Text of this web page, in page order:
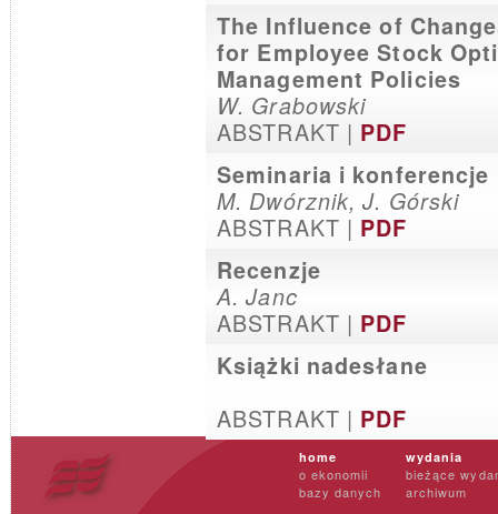
The Influence of
for Employee Stock
Management Policies
W. Grabowski
ABSTRAKT | PDF
Seminaria i konferencje
M. Dwórznik, J. Górski
ABSTRAKT | PDF
Recenzje
A. Janc
ABSTRAKT | PDF
Książki nadesłane
ABSTRAKT | PDF
home
o ekonomii
bazy danych
wydania
bieżące
archiwum